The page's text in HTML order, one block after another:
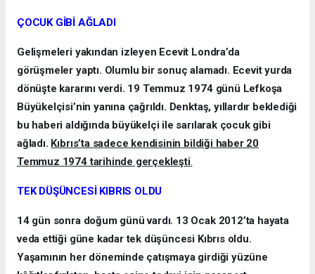
ÇOCUK GİBİ AĞLADI
Gelişmeleri yakından izleyen Ecevit Londra’da
görüşmeler yaptı. Olumlu bir sonuç alamadı. Ecevit yurda
dönüşte kararını verdi. 19 Temmuz 1974 günü Lefkoşa
Büyükelçisi’nin yanına çağrıldı. Denktaş, yıllardır beklediği
bu haberi aldığında büyükelçi ile sarılarak çocuk gibi
ağladı. Kıbrıs’ta sadece kendisinin bildiği haber 20
Temmuz 1974 tarihinde gerçekleşti.
TEK DÜŞÜNCESİ KIBRIS OLDU
14 gün sonra doğum günü vardı. 13 Ocak 2012’ta hayata
veda ettiği güne kadar tek düşüncesi Kıbrıs oldu.
Yaşamının her döneminde çatışmaya girdiği yüzüne